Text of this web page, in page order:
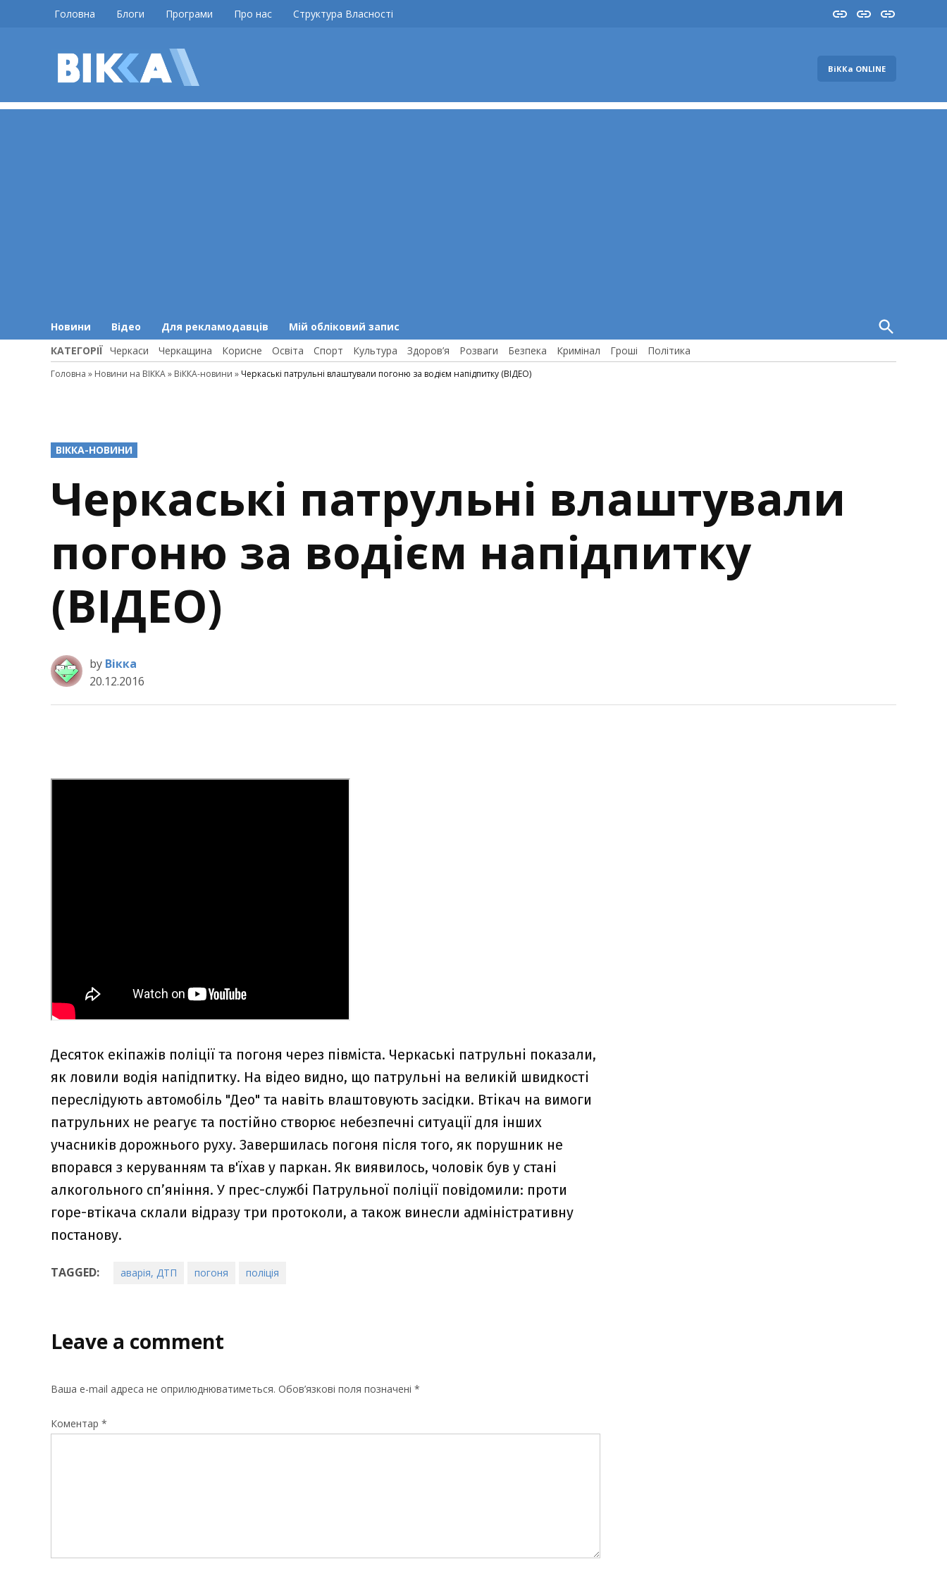
Головна Блоги Програми Про нас Структура Власності InstaYouTube
FB
ВіККа ONLINE
Новини Відео Для рекламодавців Мій обліковий запис
Open
Search
КАТЕГОРІЇ Черкаси Черкащина Корисне Освіта Спорт Культура Здоров’я Розваги Безпека Кримінал Гроші Політика
Головна » Новини на ВІККА» ВіККА-новини » Черкаські патрульні влаштували погоню за водієм напідпитку (ВІДЕО)
POSTED
IN
ВІККА-НОВИНИ
Черкаські патрульні влаштували
погоню за водієм напідпитку
(ВІДЕО)
by Вікка
20.12.2016
Десяток екіпажів поліції та погоня через півміста. Черкаські патрульні показали,
як ловили водія напідпитку. На відео видно, що патрульні на великій швидкості
переслідують автомобіль "Део" та навіть влаштовують засідки. Втікач на вимоги
патрульних не реагує та постійно створює небезпечні ситуації для інших
учасників дорожнього руху. Завершилась погоня після того, як порушник не
впорався з керуванням та в'їхав у паркан. Як виявилось, чоловік був у стані
алкогольного сп’яніння. У прес-службі Патрульної поліції повідомили: проти
горе-втікача склали відразу три протоколи, а також винесли адміністративну
постанову.
TAGGED: аварія, ДТП погоня поліція
Leave a comment
Ваша e-mail адреса не оприлюднюватиметься. Обов’язкові поля позначені *
Коментар *